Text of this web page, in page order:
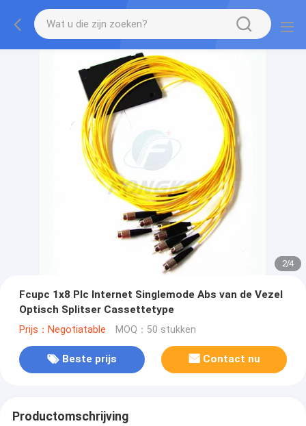
3/4
Fcupc 1x8 Plc Internet Singlemode Abs van de Vezel
Optisch Splitser Cassettetype
Prijs：Negotiatable MOQ：50 stukken
Beste prijs Contact nu
Productomschrijving